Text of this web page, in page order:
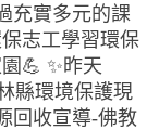
充實多元的課
志工學習環保
💪 ✨昨天
縣環境保護現
回收宣導-佛教